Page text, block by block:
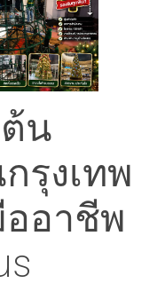
น
รุงเทพ
อาชีพ